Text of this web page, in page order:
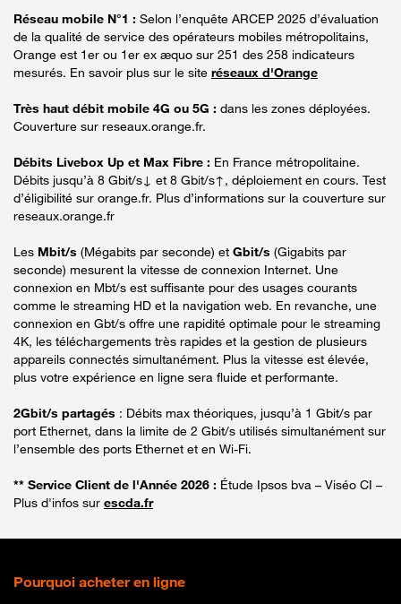
Réseau mobile N°1 : Selon l’enquête ARCEP 2025 d’évaluation
de la qualité de service des opérateurs mobiles métropolitains,
Orange est 1er ou 1er ex æquo sur 251 des 258 indicateurs
mesurés. En savoir plus sur le site réseaux d'Orange
Très haut débit mobile 4G ou 5G : dans les zones déployées.
Couverture sur reseaux.orange.fr.
Débits Livebox Up et Max Fibre : En France métropolitaine.
Débits jusqu’à 8 Gbit/s↓ et 8 Gbit/s↑, déploiement en cours. Test
d’éligibilité sur orange.fr. Plus d’informations sur la couverture sur
reseaux.orange.fr
Les Mbit/s (Mégabits par seconde) et Gbit/s (Gigabits par
seconde) mesurent la vitesse de connexion Internet. Une
connexion en Mbt/s est suffisante pour des usages courants
comme le streaming HD et la navigation web. En revanche, une
connexion en Gbt/s offre une rapidité optimale pour le streaming
4K, les téléchargements très rapides et la gestion de plusieurs
appareils connectés simultanément. Plus la vitesse est élevée,
plus votre expérience en ligne sera fluide et performante.
2Gbit/s partagés : Débits max théoriques, jusqu’à 1 Gbit/s par
port Ethernet, dans la limite de 2 Gbit/s utilisés simultanément sur
l’ensemble des ports Ethernet et en Wi-Fi.
** Service Client de l'Année 2026 : Étude Ipsos bva – Viséo CI –
Plus d'infos sur escda.fr
Pourquoi acheter en ligne